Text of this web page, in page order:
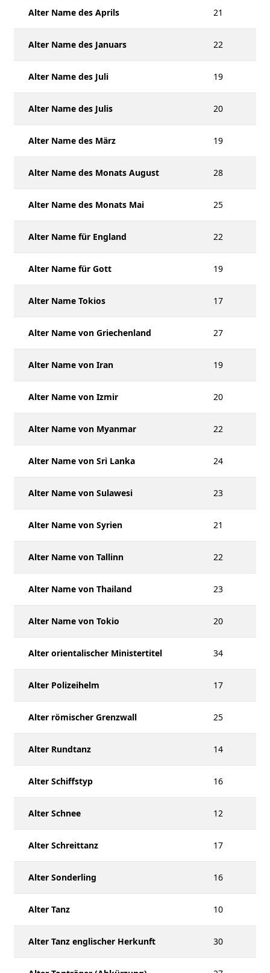
Alter Name des Aprils 21
Alter Name des Januars 22
Alter Name des Juli 19
Alter Name des Julis 20
Alter Name des März 19
Alter Name des Monats August 28
Alter Name des Monats Mai 25
Alter Name für England 22
Alter Name für Gott 19
Alter Name Tokios 17
Alter Name von Griechenland 27
Alter Name von Iran 19
Alter Name von Izmir 20
Alter Name von Myanmar 22
Alter Name von Sri Lanka 24
Alter Name von Sulawesi 23
Alter Name von Syrien 21
Alter Name von Tallinn 22
Alter Name von Thailand 23
Alter Name von Tokio 20
Alter orientalischer Ministertitel 34
Alter Polizeihelm 17
Alter römischer Grenzwall 25
Alter Rundtanz 14
Alter Schiffstyp 16
Alter Schnee 12
Alter Schreittanz 17
Alter Sonderling 16
Alter Tanz 10
Alter Tanz englischer Herkunft 30